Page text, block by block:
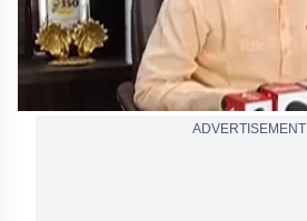
ADVERTISEMENT